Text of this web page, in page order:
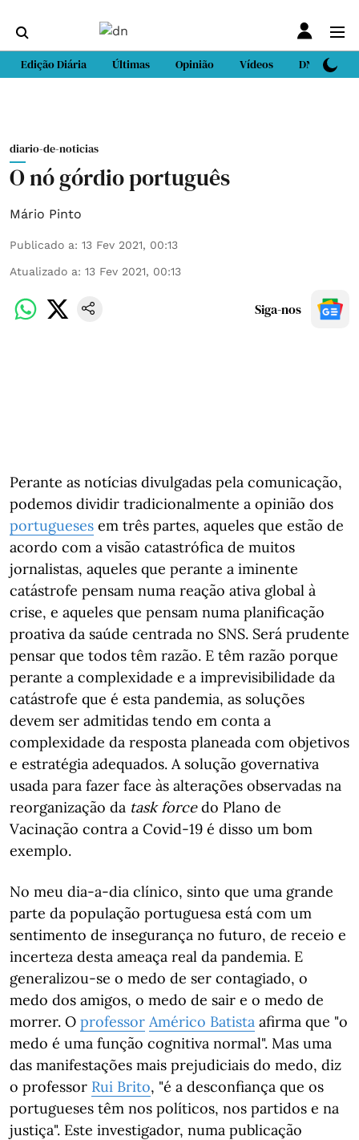
Edição Diária Últimas Opinião Vídeos DN Sport
diario-de-noticias
O nó górdio português
Mário Pinto
Publicado a: 13 Fev 2021, 00:13
Atualizado a: 13 Fev 2021, 00:13
Siga-nos
Perante as notícias divulgadas pela comunicação,
podemos dividir tradicionalmente a opinião dos
portugueses em três partes, aqueles que estão de
acordo com a visão catastrófica de muitos
jornalistas, aqueles que perante a iminente
catástrofe pensam numa reação ativa global à
crise, e aqueles que pensam numa planificação
proativa da saúde centrada no SNS. Será prudente
pensar que todos têm razão. E têm razão porque
perante a complexidade e a imprevisibilidade da
catástrofe que é esta pandemia, as soluções
devem ser admitidas tendo em conta a
complexidade da resposta planeada com objetivos
e estratégia adequados. A solução governativa
usada para fazer face às alterações observadas na
reorganização da task forcedo Plano de
Vacinação contra a Covid-19 é disso um bom
exemplo.
No meu dia-a-dia clínico, sinto que uma grande
parte da população portuguesa está com um
sentimento de insegurança no futuro, de receio e
incerteza desta ameaça real da pandemia. E
generalizou-se o medo de ser contagiado, o
medo dos amigos, o medo de sair e o medo de
morrer. O professor Américo Batista afirma que "o
medo é uma função cognitiva normal". Mas uma
das manifestações mais prejudiciais do medo, diz
o professor Rui Brito, "é a desconfiança que os
portugueses têm nos políticos, nos partidos e na
justiça". Este investigador, numa publicação